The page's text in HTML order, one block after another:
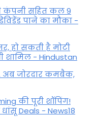
कंपनी सहित कल 9
पाने का मौका -
हो सकती है मोटी
शामिल - Hindustan
अब जोरदार कमबैक,
की पूरी शॉपिंग!
Deals - News18